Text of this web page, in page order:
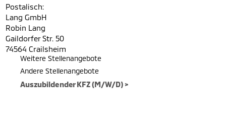
Postalisch:
Lang GmbH
Robin Lang
Gaildorfer Str. 50
74564 Crailsheim
Weitere Stellenangebote
Andere Stellenangebote
Auszubildender KFZ (M/W/D) >